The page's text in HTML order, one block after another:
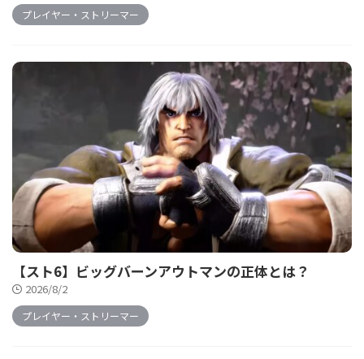
プレイヤー・ストリーマー
【スト6】ビッグバーンアウトマンの正体とは？
2026/8/2
プレイヤー・ストリーマー